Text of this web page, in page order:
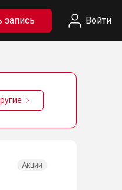
запись Войти
Акции